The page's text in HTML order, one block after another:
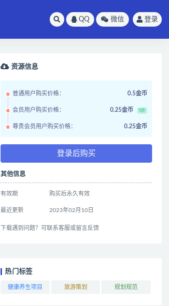
QQ 微信 登录
资源信息
普通用户购买价格： 0.5金币
会员用户购买价格： 0.25金币 5折
尊贵会员用户购买价格： 0.25金币
登录后购买
其他信息
有效期 购买后永久有效
最近更新 2023年02月10日
下载遇到问题？可联系客服或留言反馈
热门标签
健康养生项目 旅游策划 规划规范